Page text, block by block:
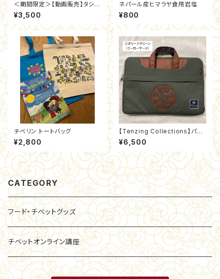
＜期間限定＞【動画販売】タシデ
レ7周年記念イベント チベット
医学 アムチ小川康先生のお話
「チベット名医列伝！」
¥3,500
ネパール産ヒマラヤ食用岩塩
¥800
チベリン トートバッグ
¥2,800
【Tenzing Collections】パソ
コン＆IPAD収納バッグ（横）
¥6,500
CATEGORY
フード・チベットグッズ
チベットオンライン講座